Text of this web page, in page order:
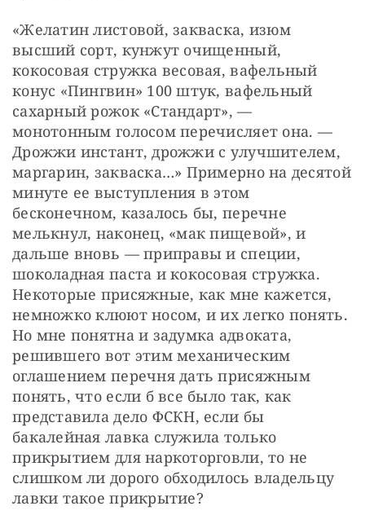
«Желатин листовой, закваска, изюм
высший сорт, кунжут очищенный,
кокосовая стружка весовая, вафельный
конус «Пингвин» 100 штук, вафельный
сахарный рожок «Стандарт», — ​
монотонным голосом перечисляет она. — ​
Дрожжи инстант, дрожжи с улучшителем,
маргарин, закваска…» Примерно на десятой
минуте ее выступления в этом
бесконечном, казалось бы, перечне
мелькнул, наконец, «мак пищевой», и
дальше вновь — ​приправы и специи,
шоколадная паста и кокосовая стружка.
Некоторые присяжные, как мне кажется,
немножко клюют носом, и их легко понять.
Но мне понятна и задумка адвоката,
решившего вот этим механическим
оглашением перечня дать присяжным
понять, что если б все было так, как
представила дело ФСКН, если бы
бакалейная лавка служила только
прикрытием для наркоторговли, то не
слишком ли дорого обходилось владельцу
лавки такое прикрытие?